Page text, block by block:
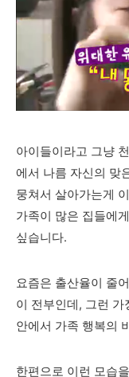
아이들이라고 그냥
에서 나름 자신의 맞
뭉쳐서 살아가는게
가족이 많은 집들에
싶습니다.
요즘은 출산율이 줄
이 전부인데, 그런
안에서 가족 행복의
한편으로 이런 모습